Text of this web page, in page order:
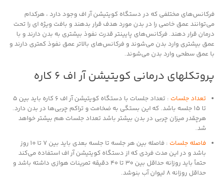
فرکانس‌های مختلفی که در دستگاه کویتیشن آر اف وجود دارد ، هرکدام
می‌توانند عمق خاصی را در بدن مورد هدف قرار بدهند و بافت ویژه ای را تحت
درمان قرار دهند. فرکانس‌های پایینتر قدرت نفوذ بیشتری به بدن دارند و با
عمق بیشتری وارد بدن می‌شوند و فرکانس‌های بالاتر عمق نفوذ کمتری دارند و
با عمق سطحی وارد بدن می‌شوند.
پروتکلهای درمانی کویتیشن آر اف 6 کاره
تعداد جلسات
: تعداد جلسات با دستگاه کویتیشن آر اف 6 کاره باید بین 5
تا 15 جلسه باشد. که این بستگی به ضخامت و تراکم چربی‌ها در بدن دارد.
هرچقدر میزان چربی در بدن بیشتر باشد تعداد جلسات هم بیشتر خواهد
شد.
فاصله جلسات
: فاصله بین هر جلسه تا جلسه بعدی باید بین 7 تا 10 روز
باشد و در این مدت فردی که از دستگاه کویتیشن آر اف استفاده می‌کند
حتماً باید روزانه حداقل بین 30 تا 40 دقیقه تمرینات هوازی داشته باشد و
حداقل روزانه 8 لیوان آب بنوشد.